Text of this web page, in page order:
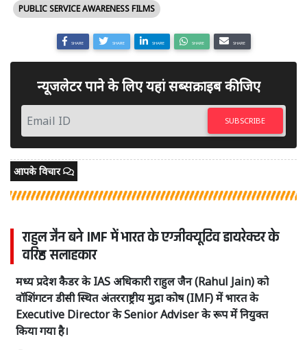
PUBLIC SERVICE AWARENESS FILMS
SHARE SHARE SHARE SHARE SHARE
न्यूजलेटर पाने के लिए यहां सब्सक्राइब कीजिए
SUBSCRIBE
आपके विचार
राहुल जैन बने IMF में भारत के एग्जीक्यूटिव डायरेक्टर के
वरिष्ठ सलाहकार
मध्य प्रदेश कैडर के IAS अधिकारी राहुल जैन (Rahul Jain) को
वॉशिंगटन डीसी स्थित अंतरराष्ट्रीय मुद्रा कोष (IMF) में भारत के
Executive Director के Senior Adviser के रूप में नियुक्त
किया गया है।